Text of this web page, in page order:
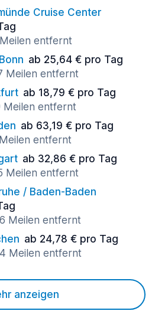
Cruise Center
entfernt
ab 25,64 € pro Tag
Meilen entfernt
ab 18,79 € pro Tag
Meilen entfernt
ab 63,19 € pro Tag
entfernt
ab 32,86 € pro Tag
Meilen entfernt
/ Baden-Baden
Meilen entfernt
ab 24,78 € pro Tag
Meilen entfernt
anzeigen